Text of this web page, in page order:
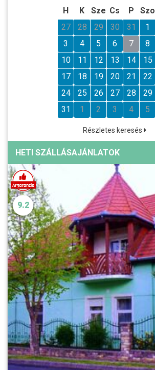
H
K Sze Cs P Szo
27
28 29 30 31 1
3
4 5 6 7 8
10
11 12 13 14 15
17
18 19 20 21 22
24
25 26 27 28 29
31
1 2 3 4 5
Részletes keresés
HETI SZÁLLÁSAJÁNLATOK
9.2